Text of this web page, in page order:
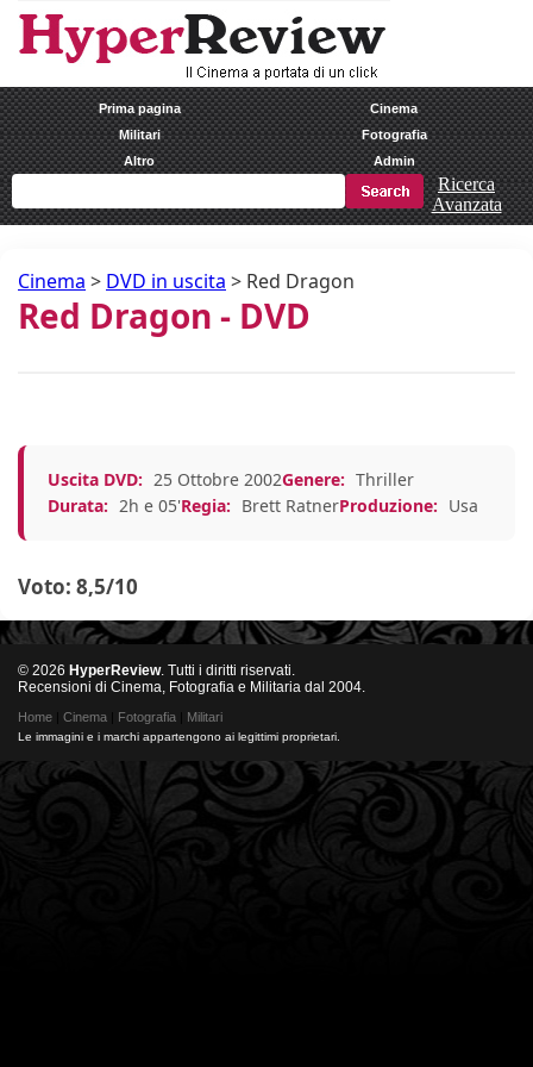
Prima pagina
Cinema
Militari
Fotografia
Altro
Admin
Ricerca
Avanzata
Cinema > DVD in uscita > Red Dragon
Red Dragon - DVD
Uscita DVD: 25 Ottobre 2002Genere: Thriller
Durata: 2h e 05'Regia: Brett RatnerProduzione: Usa
Voto: 8,5/10
© 2026 HyperReview. Tutti i diritti riservati.
Recensioni di Cinema, Fotografia e Militaria dal 2004.
Home Cinema Fotografia Militari
Le immagini e i marchi appartengono ai legittimi proprietari.